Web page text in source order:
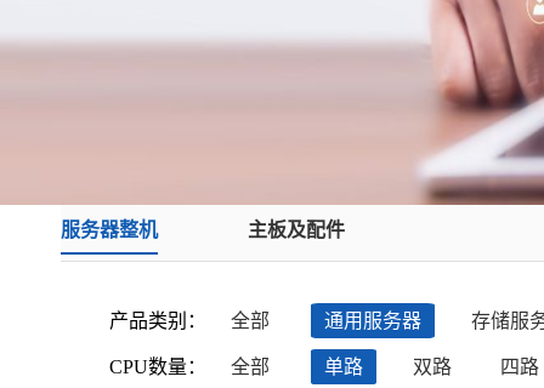
服务器整机 主板及配件
产品类别：
CPU数量：
全部 通用服务器 存储服
全部 单路 双路 四路